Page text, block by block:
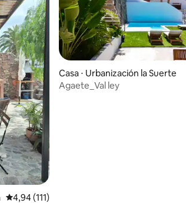
4,94 de uma avaliação média de 5, 111
4,94 (111)
Casa ⋅ Urbanización la Suerte
Agaete_Val ley